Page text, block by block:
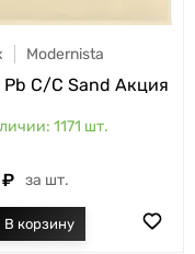
Modernista
Pb C/C Sand Акция
1171 шт.
шт.